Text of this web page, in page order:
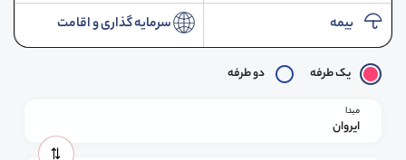
بیمه سرمایه گذاری و اقامت
یک طرفه دو طرفه
مبدا
ایروان